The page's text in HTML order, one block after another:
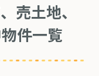
売土地、
件一覧